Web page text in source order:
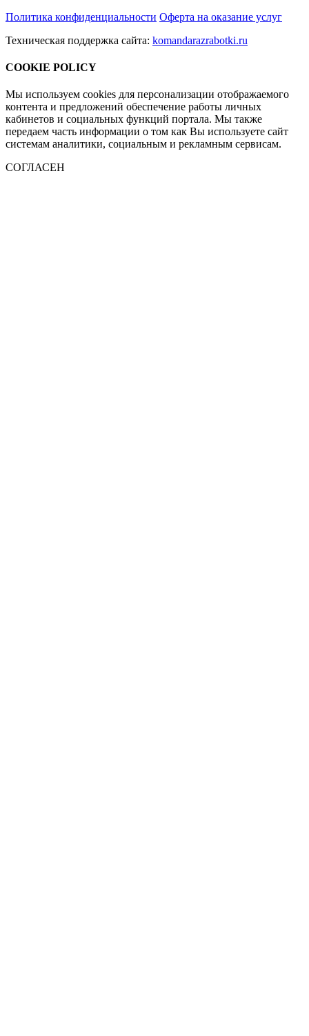
Политика конфиденциальности Оферта на оказание услуг
Техническая поддержка сайта: komandarazrabotki.ru
COOKIE POLICY
Мы используем cookies для персонализации отображаемого
контента и предложений обеспечение работы личных
кабинетов и социальных функций портала. Мы также
передаем часть информации о том как Вы используете сайт
системам аналитики, социальным и рекламным сервисам.
СОГЛАСЕН